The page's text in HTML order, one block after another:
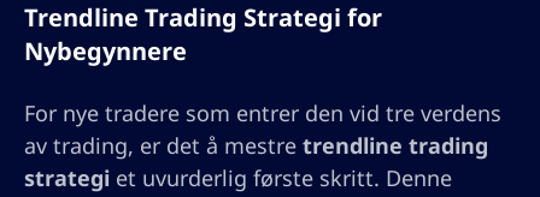
Trendline Trading Strategi for
Nybegynnere
For nye tradere som entrer den vid tre verdens
av trading, er det å mestre trendline trading
strategi et uvurderlig første skritt. Denne